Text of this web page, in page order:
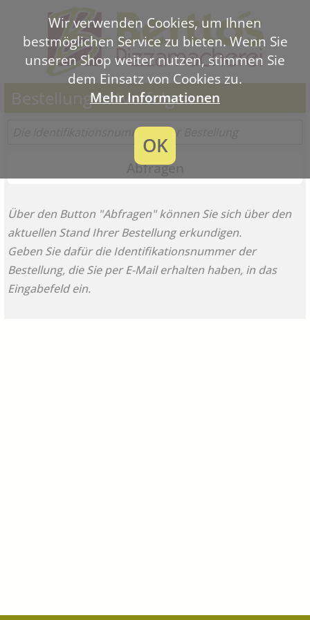
Bestellung mitverfolgen
Abfragen
Über den Button "Abfragen" können Sie sich über den
aktuellen Stand Ihrer Bestellung erkundigen.
Geben Sie dafür die Identifikationsnummer der
Bestellung, die Sie per E-Mail erhalten haben, in das
Eingabefeld ein.
Wir verwenden Cookies, um Ihnen
bestmöglichen Service zu bieten. Wenn Sie
unseren Shop weiter nutzen, stimmen Sie
dem Einsatz von Cookies zu.
Mehr Informationen
OK